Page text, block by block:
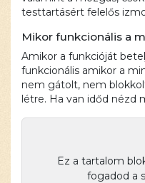
testtartásért felelős
Mikor funkcionális a
Amikor a funkcióját
funkcionális amikor a
nem gátolt, nem
létre. Ha van időd nézd
Ez a tartalom
fogadod a